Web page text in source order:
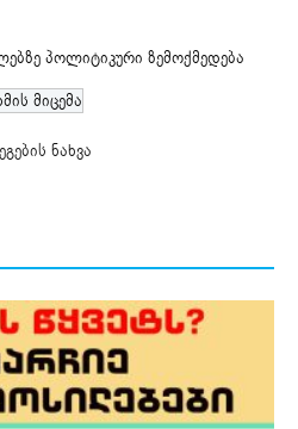
პოლიტიკური ზემოქმედება
ნახვა